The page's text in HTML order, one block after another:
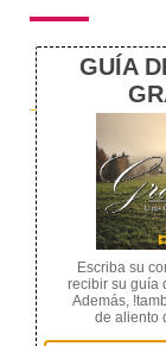
Llegó
estaba